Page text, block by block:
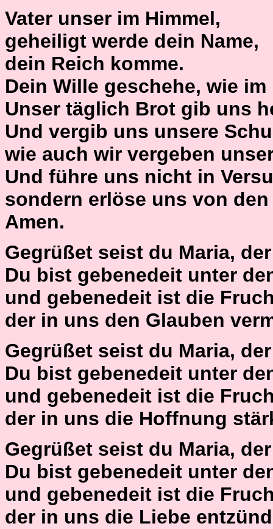
Vater unser im Himmel,
geheiligt werde dein Name,
dein Reich komme.
Dein Wille geschehe, wie
Unser täglich Brot gib uns
Und vergib uns unsere
wie auch wir vergeben
Und führe uns nicht in
sondern erlöse uns von
Amen.
Gegrüßet seist du Maria,
Du bist gebenedeit unter
und gebenedeit ist die
der in uns den Glauben
Gegrüßet seist du Maria,
Du bist gebenedeit unter
und gebenedeit ist die
der in uns die Hoffnung
Gegrüßet seist du Maria,
Du bist gebenedeit unter
und gebenedeit ist die
der in uns die Liebe